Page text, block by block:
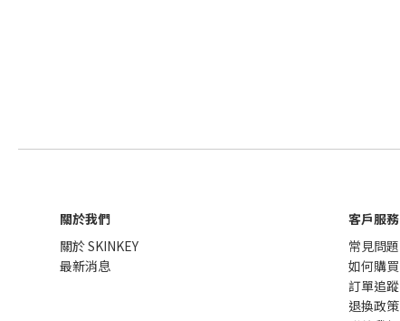
關於我們
關於 SKINKEY
最新消息
客戶服務
常見問題
如何購買
訂單追蹤
退換政策